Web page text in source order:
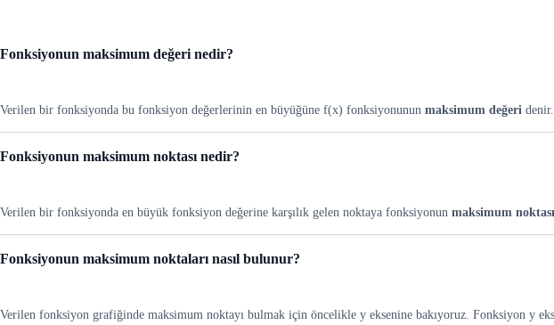
Fonksiyonun maksimum değeri nedir?
Verilen bir fonksiyonda bu fonksiyon değerlerinin en büyüğüne f(x) fonksiyonunun maksimum değeri
Fonksiyonun maksimum noktası nedir?
Verilen bir fonksiyonda en büyük fonksiyon değerine karşılık gelen noktaya fonksiyonun maksimum noktası
Fonksiyonun maksimum noktaları nasıl bulunur?
Verilen fonksiyon grafiğinde maksimum noktayı bulmak için öncelikle y eksenine bakıyoruz. Fonksiyon y